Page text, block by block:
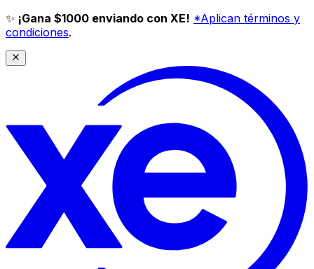
✨ ¡Gana $1000 enviando con XE! *Aplican términos y
condiciones.